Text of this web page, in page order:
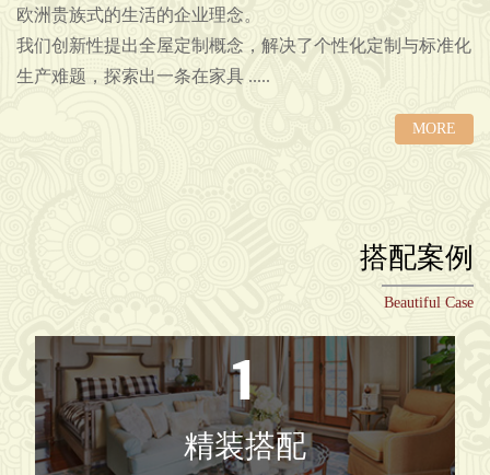
欧洲贵族式的生活的企业理念。
我们创新性提出全屋定制概念，解决了个性化定制与标准化
生产难题，探索出一条在家具 .....
MORE
搭配案例
Beautiful Case
1
精装搭配